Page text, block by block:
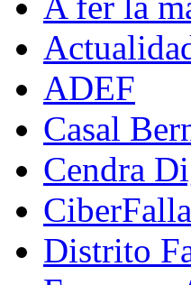
ADEF
Casal
Cendra
Distrito